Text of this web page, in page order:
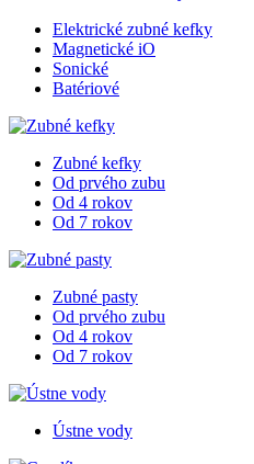
Elektrické zubné kefky
Magnetické iO
Sonické
Batériové
Zubné kefky
Od prvého zubu
Od 4 rokov
Od 7 rokov
Zubné pasty
Od prvého zubu
Od 4 rokov
Od 7 rokov
Ústne vody